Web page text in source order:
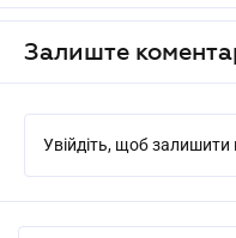
Залиште
Увійдіть, щоб